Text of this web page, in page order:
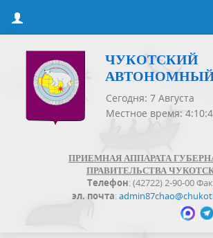
ЧУКОТСКИЙ
Сегодня: 7 Августа
Местное время:
ПРИЕМНАЯ АППАРАТА
ПРАВИТЕЛЬСТВА
Телефон: (42722) 2-90-00
эл. почта: